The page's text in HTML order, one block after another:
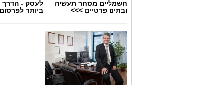
בוי ג'ורג' השיר החדש שתומך
הרשמי
חשמליים מסחר תעשיה
ובתים פרטיים >>>
לעסק - הדרך
ביותר